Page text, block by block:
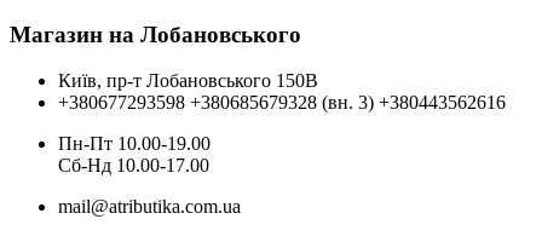
Магазин на Лобановського
Київ, пр-т Лобановського 150В
+380677293598 +380685679328 (вн. 3) +380443562616
Пн-Пт 10.00-19.00
Cб-Нд 10.00-17.00
mail@atributika.com.ua